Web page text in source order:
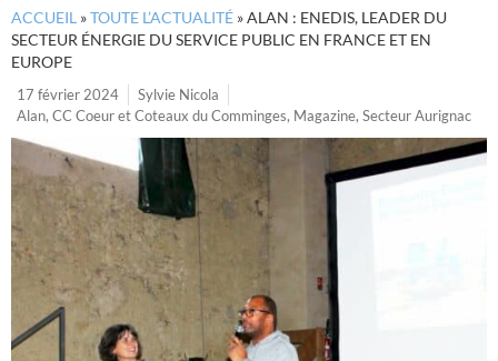
ACCUEIL »TOUTE L’ACTUALITÉ »ALAN : ENEDIS, LEADER DU
SECTEUR ÉNERGIE DU SERVICE PUBLIC EN FRANCE ET EN
EUROPE
17 février 2024
Sylvie Nicola
Alan, CC Coeur et Coteaux du Comminges, Magazine, Secteur Aurignac